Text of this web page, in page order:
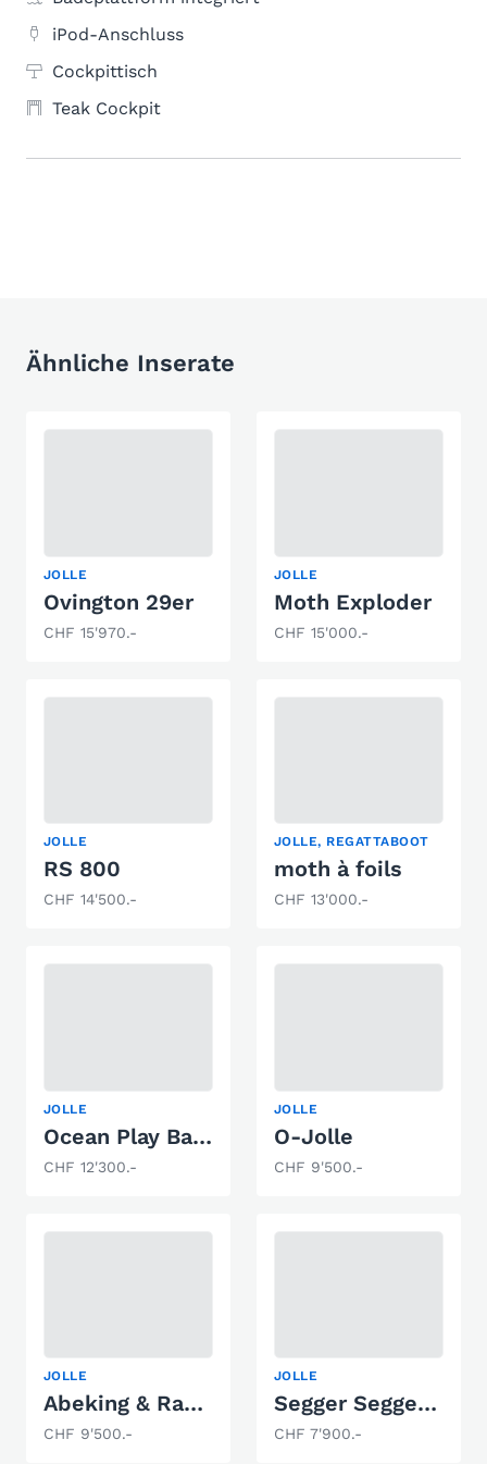
iPod-Anschluss
Cockpittisch
Teak Cockpit
Ähnliche Inserate
JOLLE
Ovington 29er
CHF 15'970.-
JOLLE
Moth Exploder
CHF 15'000.-
JOLLE
RS 800
CHF 14'500.-
JOLLE, REGATTABOOT
moth à foils
CHF 13'000.-
JOLLE
Ocean Play Bahia
CHF 12'300.-
JOLLE
O-Jolle
CHF 9'500.-
JOLLE
Abeking & Rasmussen Hansajolle
CHF 9'500.-
JOLLE
Segger Seggerling
CHF 7'900.-